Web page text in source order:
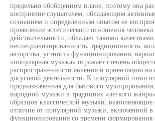
предельно обобщенном плане, поэтому она
восприятие слушателем, обладающим
сознанием и определенным опытом ее
проявление эстетического отношения человека
действительности, обладает такими
неспециализированность, традиционность,
авторства, устность функционирования,
«популярная музыка» отражает степень
распространенности явления и ориентацию
досуговой деятельности. К популярной
предназначенная для бытового
народной музыки в традициях «легкого
образцов классической музыки,
отличие от популярной музыки, включенной
функционирования со времени формирования